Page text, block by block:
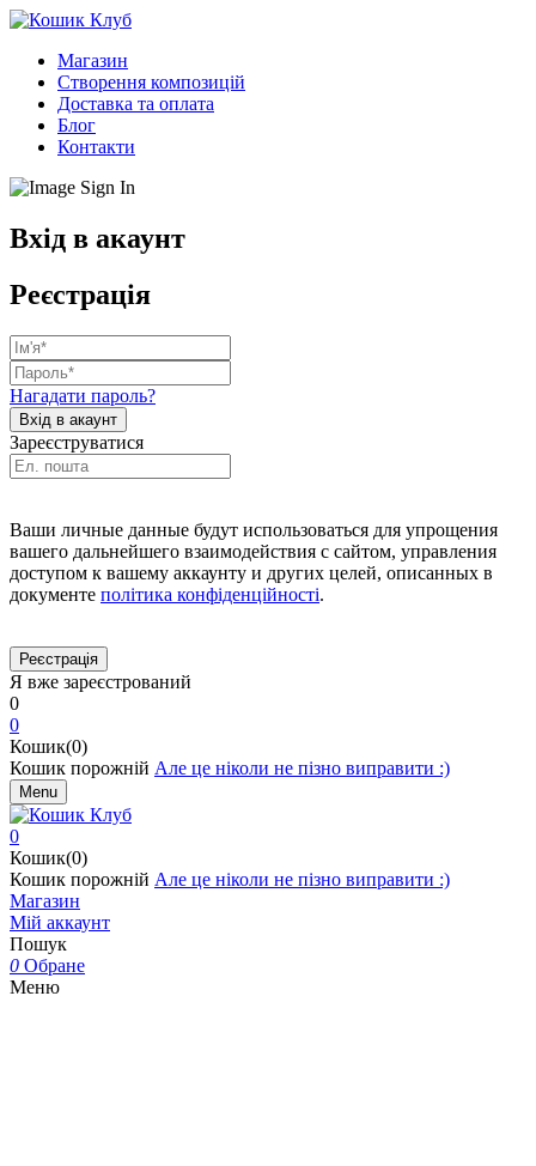
Магазин
Створення композицій
Доставка та оплата
Блог
Контакти
Вхід в акаунт
Реєстрація
Нагадати пароль?
Зареєструватися
Ваши личные данные будут использоваться для упрощения
вашего дальнейшего взаимодействия с сайтом, управления
доступом к вашему аккаунту и других целей, описанных в
документе політика конфіденційності.
Я вже зареєстрований
0
0
Кошик(0)
Кошик порожній Але це ніколи не пізно виправити :)
Menu
0
Кошик(0)
Кошик порожній Але це ніколи не пізно виправити :)
Магазин
Мій аккаунт
Пошук
0 Обране
Меню